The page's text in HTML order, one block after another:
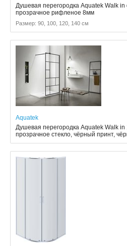
Душевая перегородка Aquatek Walk in
прозрачное рифленое 8мм
Размер: 90, 100, 120, 140 см
Aquatek
Душевая перегородка Aquatek Walk
прозрачное стекло, чёрный принт,